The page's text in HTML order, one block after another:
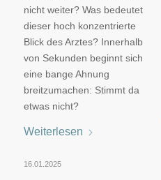
nicht weiter? Was bedeutet
dieser hoch konzentrierte
Blick des Arztes? Innerhalb
von Sekunden beginnt sich
eine bange Ahnung
breitzumachen: Stimmt da
etwas nicht?
Weiterlesen
16.01.2025